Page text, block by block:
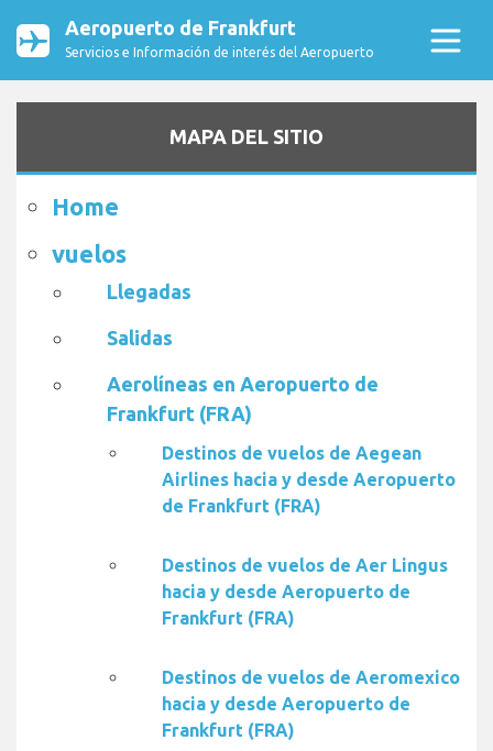
Aeropuerto de Frankfurt
Servicios e Información de interés del Aeropuerto
MAPA DEL SITIO
Home
vuelos
Llegadas
Salidas
Aerolíneas en Aeropuerto de
Frankfurt (FRA)
Destinos de vuelos de Aegean
Airlines hacia y desde Aeropuerto
de Frankfurt (FRA)
Destinos de vuelos de Aer Lingus
hacia y desde Aeropuerto de
Frankfurt (FRA)
Destinos de vuelos de Aeromexico
hacia y desde Aeropuerto de
Frankfurt (FRA)